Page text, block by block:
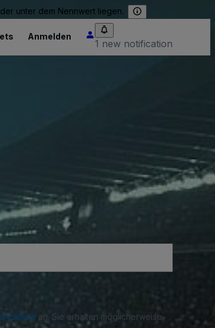
unter dem Nennwert liegen.
Anmelden
1 new notification
an. Sie erhalten möglicherweise